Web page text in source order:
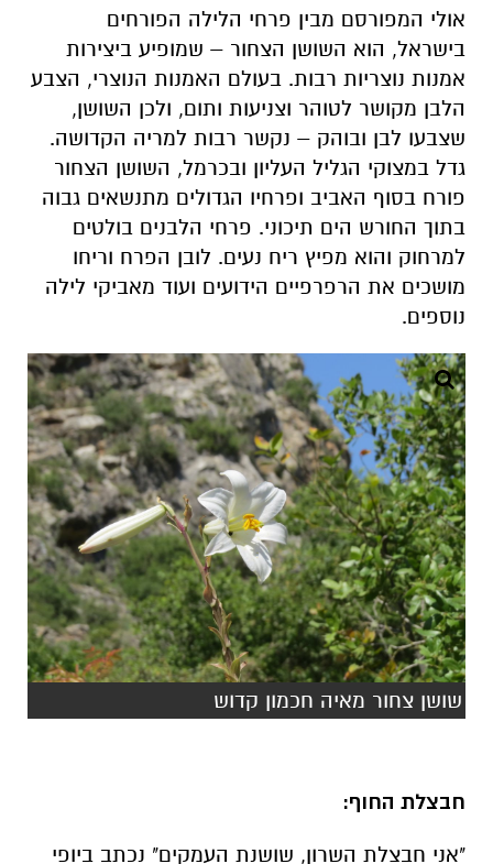
אולי המפורסם מבין פרחי הלילה הפורחים
בישראל, הוא השושן הצחור – שמופיע ביצירות
אמנות נוצריות רבות. בעולם האמנות הנוצרי, הצבע
הלבן מקושר לטוהר וצניעות ותום, ולכן השושן,
שצבעו לבן ובוהק – נקשר רבות למריה הקדושה.
גדל במצוקי הגליל העליון ובכרמל, השושן הצחור
פורח בסוף האביב ופרחיו הגדולים מתנשאים גבוה
בתוך החורש הים תיכוני. פרחי הלבנים בולטים
למרחוק והוא מפיץ ריח נעים. לובן הפרח וריחו
מושכים את הרפרפיים הידועים ועוד מאביקי לילה
נוספים.
שושן צחור מאיה חכמון קדוש
חבצלת החוף:
"אני חבצלת השרון, שושנת העמקים" נכתב ביופי